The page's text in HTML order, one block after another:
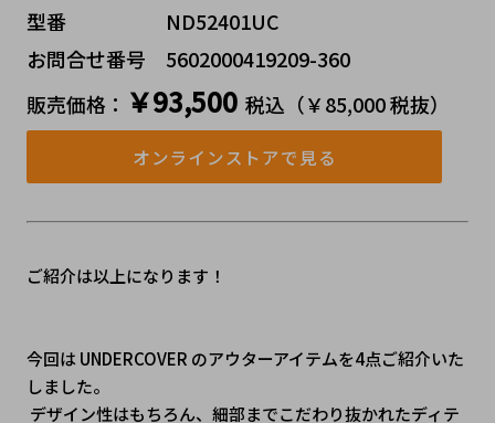
型番     ND52401UC
お問合せ番号 5602000419209-360
販売価格： ￥93,500 税込（￥85,000 税抜）
オンラインストアで見る
ご紹介は以上になります！
今回は UNDERCOVER のアウターアイテムを4点ご紹介いた
しました。